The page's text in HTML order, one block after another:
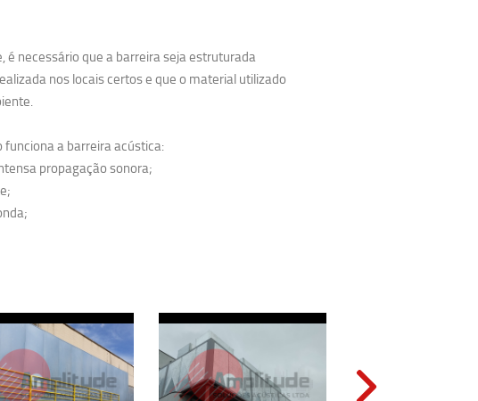
necessário que a barreira seja estruturada
nos locais certos e que o material utilizado
a barreira acústica:
propagação sonora;